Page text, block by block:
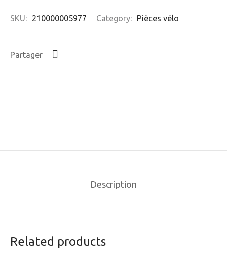
SKU: 210000005977 Category: Pièces vélo
Partager
Description
Related products